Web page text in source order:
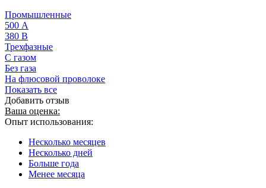
Промышленные
500 А
380 В
Трехфазные
С газом
Без газа
На флюсовой проволоке
Показать все
Добавить отзыв
Ваша оценка:
Опыт использования:
Несколько месяцев
Несколько дней
Больше года
Менее месяца